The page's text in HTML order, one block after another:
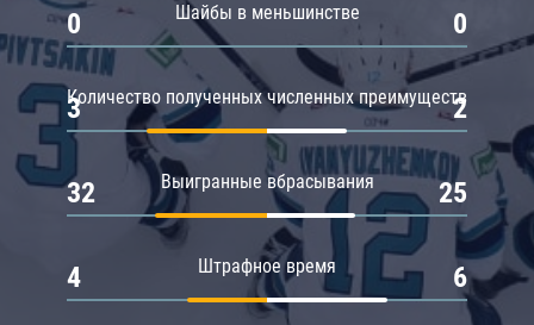
Шайбы в меньшинстве
0 0
Количество полученных численных преимуществ
3 2
Выигранные вбрасывания
32 25
Штрафное время
4 6